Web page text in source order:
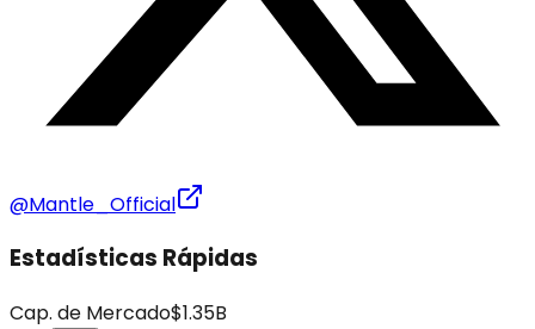
@Mantle_Official
Estadísticas Rápidas
Cap. de Mercado$1.35B